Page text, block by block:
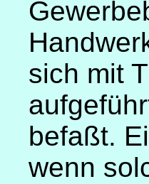
sich mit
befaßt.
wenn